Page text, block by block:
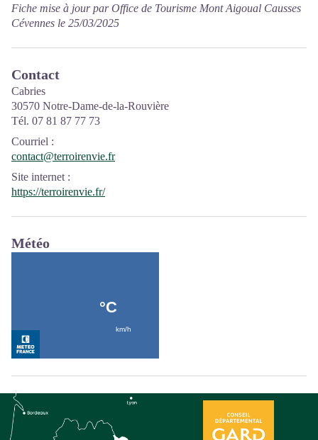
Fiche mise à jour par Office de Tourisme Mont Aigoual Causses
Cévennes le 25/03/2025
Contact
Cabries
30570 Notre-Dame-de-la-Rouvière
Tél. 07 81 87 77 73
Courriel :
contact@terroirenvie.fr
Site internet :
https://terroirenvie.fr/
Météo